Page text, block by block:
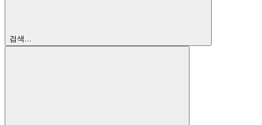
검색...